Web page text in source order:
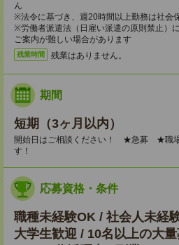
ん
※法令に基づき、週20時間以上勤務は社会
※労働者派遣法（日雇い派遣の原則禁止）
ご案内が難しい場合があります
残業時間 残業はありません。
期間
短期（3ヶ月以内）
開始日はご相談ください！ ★急募 ★職場
す！
応募資格・条件
職種未経験OK / 社会人未経
大学生歓迎 / 10名以上の大